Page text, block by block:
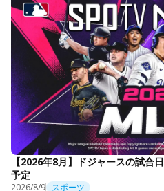
【2026年8月】ドジャースの試
予定
2026/8/9 スポーツ